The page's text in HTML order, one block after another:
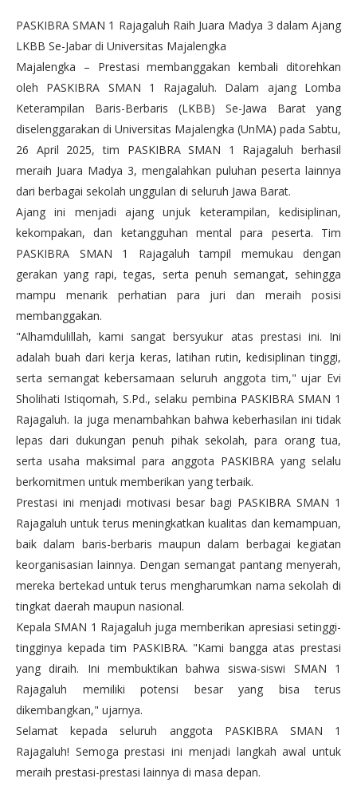
PASKIBRA SMAN 1 Rajagaluh Raih Juara Madya 3 dalam Ajang
LKBB Se-Jabar di Universitas Majalengka
Majalengka – Prestasi membanggakan kembali ditorehkan
oleh PASKIBRA SMAN 1 Rajagaluh. Dalam ajang Lomba
Keterampilan Baris-Berbaris (LKBB) Se-Jawa Barat yang
diselenggarakan di Universitas Majalengka (UnMA) pada Sabtu,
26 April 2025, tim PASKIBRA SMAN 1 Rajagaluh berhasil
meraih Juara Madya 3, mengalahkan puluhan peserta lainnya
dari berbagai sekolah unggulan di seluruh Jawa Barat.
Ajang ini menjadi ajang unjuk keterampilan, kedisiplinan,
kekompakan, dan ketangguhan mental para peserta. Tim
PASKIBRA SMAN 1 Rajagaluh tampil memukau dengan
gerakan yang rapi, tegas, serta penuh semangat, sehingga
mampu menarik perhatian para juri dan meraih posisi
membanggakan.
"Alhamdulillah, kami sangat bersyukur atas prestasi ini. Ini
adalah buah dari kerja keras, latihan rutin, kedisiplinan tinggi,
serta semangat kebersamaan seluruh anggota tim," ujar Evi
Sholihati Istiqomah, S.Pd., selaku pembina PASKIBRA SMAN 1
Rajagaluh. Ia juga menambahkan bahwa keberhasilan ini tidak
lepas dari dukungan penuh pihak sekolah, para orang tua,
serta usaha maksimal para anggota PASKIBRA yang selalu
berkomitmen untuk memberikan yang terbaik.
Prestasi ini menjadi motivasi besar bagi PASKIBRA SMAN 1
Rajagaluh untuk terus meningkatkan kualitas dan kemampuan,
baik dalam baris-berbaris maupun dalam berbagai kegiatan
keorganisasian lainnya. Dengan semangat pantang menyerah,
mereka bertekad untuk terus mengharumkan nama sekolah di
tingkat daerah maupun nasional.
Kepala SMAN 1 Rajagaluh juga memberikan apresiasi setinggi-
tingginya kepada tim PASKIBRA. "Kami bangga atas prestasi
yang diraih. Ini membuktikan bahwa siswa-siswi SMAN 1
Rajagaluh memiliki potensi besar yang bisa terus
dikembangkan," ujarnya.
Selamat kepada seluruh anggota PASKIBRA SMAN 1
Rajagaluh! Semoga prestasi ini menjadi langkah awal untuk
meraih prestasi-prestasi lainnya di masa depan.